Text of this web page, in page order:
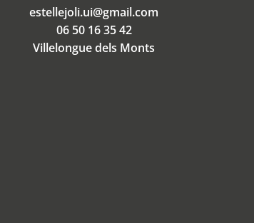
estellejoli.ui@gmail.com
06 50 16 35 42
Villelongue dels Monts